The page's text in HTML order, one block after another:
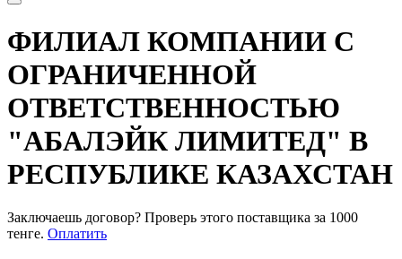
ФИЛИАЛ КОМПАНИИ С
ОГРАНИЧЕННОЙ
ОТВЕТСТВЕННОСТЬЮ
"АБАЛЭЙК ЛИМИТЕД" В
РЕСПУБЛИКЕ КАЗАХСТАН
Заключаешь договор? Проверь этого поставщика за 1000
тенге. Оплатить